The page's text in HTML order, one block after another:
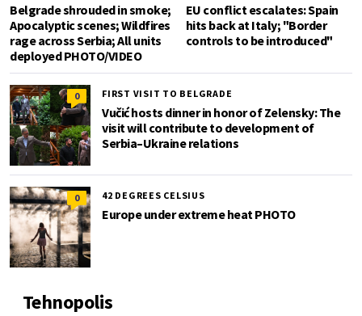
Belgrade shrouded in smoke;
Apocalyptic scenes; Wildfires
rage across Serbia; All units
deployed PHOTO/VIDEO
EU conflict escalates: Spain
hits back at Italy; "Border
controls to be introduced"
0 FIRST VISIT TO BELGRADE
Vučić hosts dinner in honor of Zelensky: The
visit will contribute to development of
Serbia–Ukraine relations
0 42 DEGREES CELSIUS
Europe under extreme heat PHOTO
Tehnopolis